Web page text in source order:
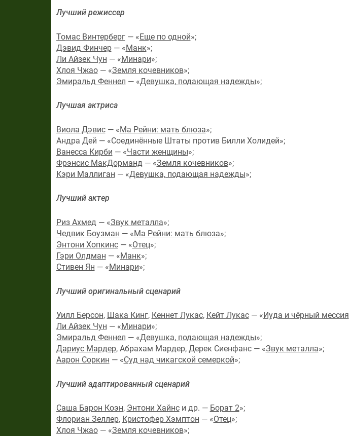
Лучший режиссер
Томас Винтерберг— «Еще по одной»;
Дэвид Финчер— «Манк»;
Ли Айзек Чун — «Минари»;
Хлоя Чжао— «Земля кочевников»;
Эмиральд Феннел — «Девушка, подающая надежды»;
Лучшая актриса
Виола Дэвис— «Ма Рейни: мать блюза»;
Андра Дей — «Соединённые Штаты против Билли Холидей»;
Ванесса Кирби — «Части женщины»;
Фрэнсис МакДорманд — «Земля кочевников»;
Кэри Маллиган — «Девушка, подающая надежды»;
Лучший актер
Риз Ахмед— «Звук металла»;
Чедвик Боузман — «Ма Рейни: мать блюза»;
Энтони Хопкинс— «Отец»;
Гэри Олдман — «Манк»;
Стивен Ян — «Минари»;
Лучший оригинальный сценарий
Уилл Берсон, Шака Кинг, Кеннет Лукас, Кейт Лукас— «Иуда и чёрный мессия
Ли Айзек Чун — «Минари»;
Эмиральд Феннел — «Девушка, подающая надежды»;
Дариус Мардер, Абрахам Мардер, Дерек Сиенфанс — «Звук металла»;
Аарон Соркин — «Суд над чикагской семеркой»;
Лучший адаптированный сценарий
Саша Барон Коэн, Энтони Хайнси др. — Борат 2»;
Флориан Зеллер, Кристофер Хэмптон — «Отец»;
Хлоя Чжао— «Земля кочевников»;